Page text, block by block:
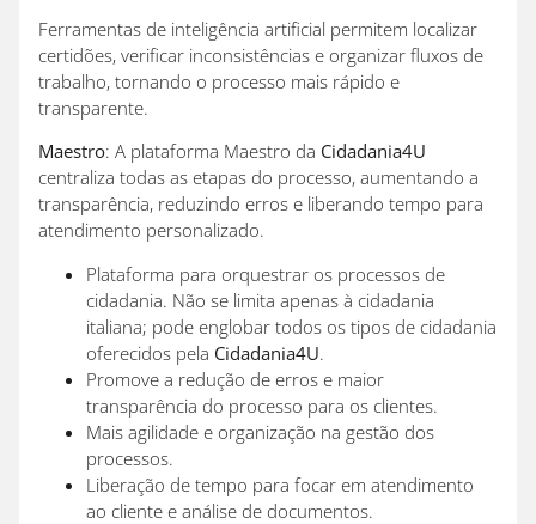
Ferramentas de inteligência artificial permitem localizar
certidões, verificar inconsistências e organizar fluxos de
trabalho, tornando o processo mais rápido e
transparente.
Maestro: A plataforma Maestro da Cidadania4U
centraliza todas as etapas do processo, aumentando a
transparência, reduzindo erros e liberando tempo para
atendimento personalizado.
Plataforma para orquestrar os processos de
cidadania. Não se limita apenas à cidadania
italiana; pode englobar todos os tipos de cidadania
oferecidos pela Cidadania4U.
Promove a redução de erros e maior
transparência do processo para os clientes.
Mais agilidade e organização na gestão dos
processos.
Liberação de tempo para focar em atendimento
ao cliente e análise de documentos.